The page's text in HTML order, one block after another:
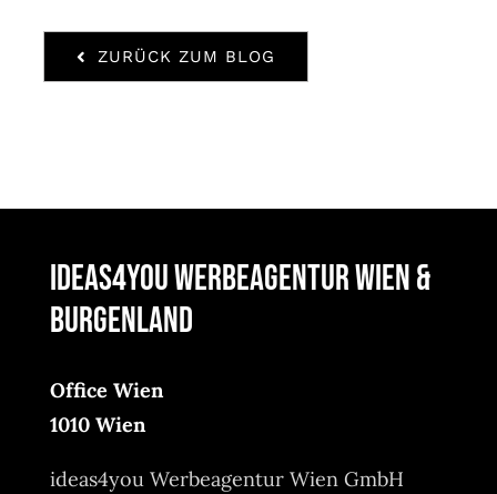
ZURÜCK ZUM BLOG
ideas4you Werbeagentur Wien &
Burgenland
Office Wien
1010 Wien
ideas4you Werbeagentur Wien GmbH